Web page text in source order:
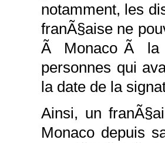
notamment, les
franÃ§aise ne
Ã Monaco Ã la
personnes qui
la date de la
Ainsi, un
Monaco depuis